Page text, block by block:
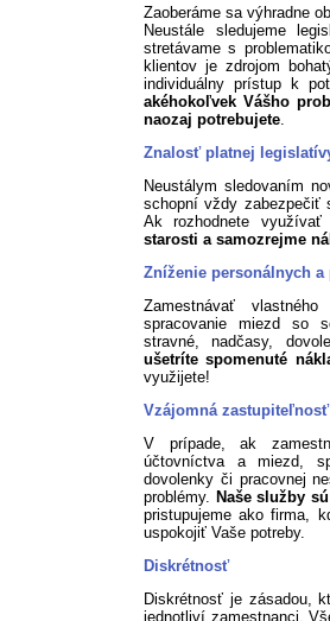
Zaoberáme sa výhradne
Neustále sledujeme
stretávame s
klientov je zdrojom
individuálny prístup k
akéhokoľvek Vášho
naozaj potrebujete.
Znalosť platnej
Neustálym sledovaním
schopní vždy zabezpečiť
Ak rozhodnete
starosti a samozrejme
Zníženie personálnych
Zamestnávať
spracovanie miezd so
stravné, nadčasy,
ušetríte spomenuté
využijete!
Vzájomná
V prípade, ak
účtovníctva a miezd,
dovolenky či pracovnej
problémy. Naše služby
pristupujeme ako firma,
uspokojiť Vaše potreby.
Diskrétnosť
Diskrétnosť je zásadou,
jednotliví zamestnanci.